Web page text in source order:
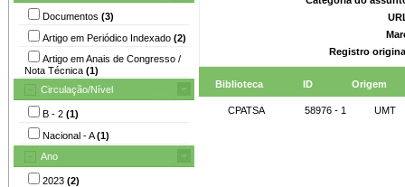
Documentos (3)
Artigo em Periódico Indexado (2)
Artigo em Anais de Congresso /
Nota Técnica (1)
Circulação/Nível
B - 2 (1)
Nacional - A(1)
Ano
2023 (2)
Registro
Biblioteca ID Origem
CPATSA 58976 - 1 UMT